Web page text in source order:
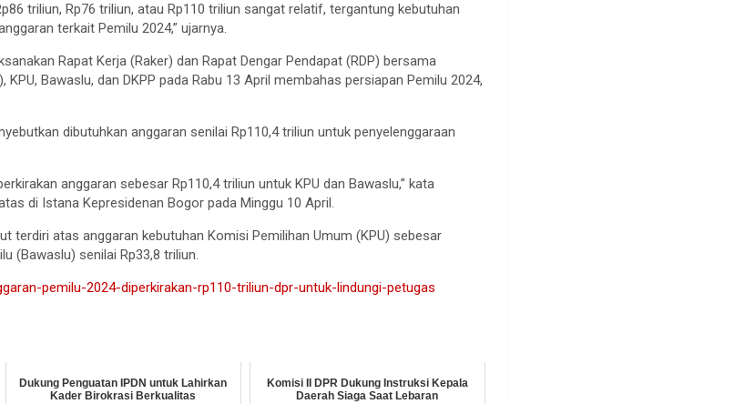
triliun, Rp76 triliun, atau Rp110 triliun sangat relatif, tergantung kebutuhan
terkait Pemilu 2024,” ujarnya.
Rapat Kerja (Raker) dan Rapat Dengar Pendapat (RDP) bersama
Bawaslu, dan DKPP pada Rabu 13 April membahas persiapan Pemilu 2024,
dibutuhkan anggaran senilai Rp110,4 triliun untuk penyelenggaraan
anggaran sebesar Rp110,4 triliun untuk KPU dan Bawaslu,” kata
di Istana Kepresidenan Bogor pada Minggu 10 April.
terdiri atas anggaran kebutuhan Komisi Pemilihan Umum (KPU) sebesar
(Bawaslu) senilai Rp33,8 triliun.
pemilu-2024-diperkirakan-rp110-triliun-dpr-untuk-lindungi-petugas
Dukung Penguatan IPDN untuk Lahirkan
Kader Birokrasi Berkualitas
Komisi II DPR Dukung Instruksi Kepala
Daerah Siaga Saat Lebaran